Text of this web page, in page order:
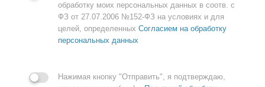
обработку моих персональных данных в соотв. с
ФЗ от 27.07.2006 №152-ФЗ на условиях и для
целей, определенных Согласием на обработку
персональных данных
Нажимая кнопку "Отправить", я подтверждаю,